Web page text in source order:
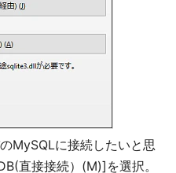
MySQLに接続したいと思
直接接続）(M)]を選択。